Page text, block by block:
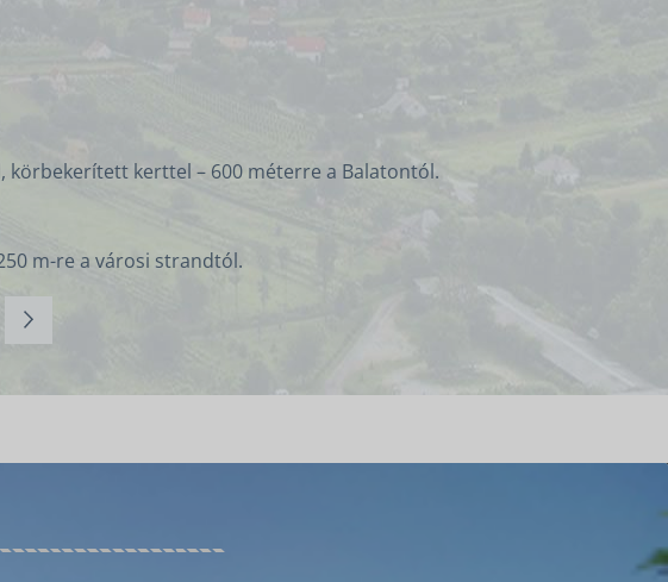
körbekerített kerttel – 600 méterre a Balatontól.
m-re a városi strandtól.